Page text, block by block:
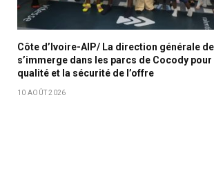
Côte d’Ivoire-AIP/ La direction générale
s’immerge dans les parcs de Cocody
qualité et la sécurité de l’offre
10 AOÛT 2026